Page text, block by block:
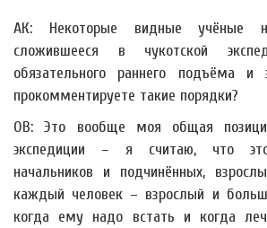
АК: Некоторые видные учёные
сложившееся в чукотской
обязательного раннего подъёма
прокомментируете такие порядки?
ОВ: Это вообще моя общая
экспедиции – я считаю, что
начальников и подчинённых,
каждый человек – взрослый и
когда ему надо встать и когда